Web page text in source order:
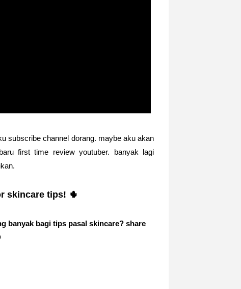
subscribe channel dorang. maybe aku akan
first time review youtuber. banyak lagi
skincare tips! 🌵
banyak bagi tips pasal skincare? share